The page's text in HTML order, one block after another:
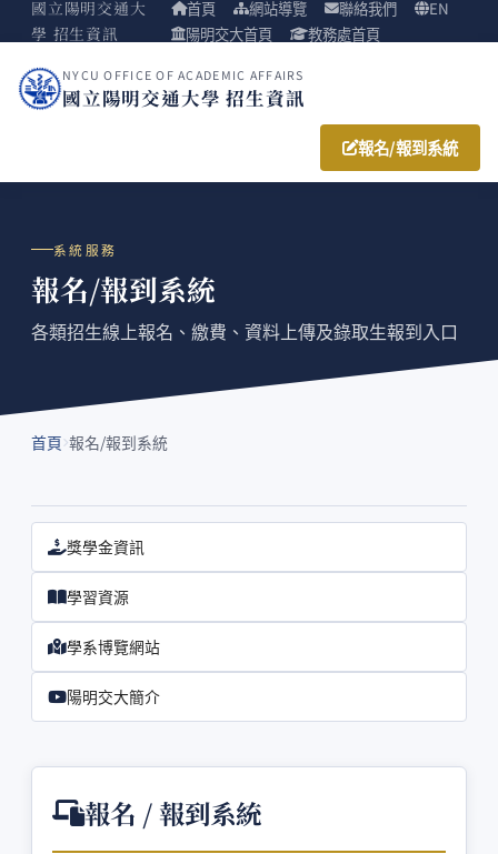
國立陽明交通大
學 招生資訊
首頁 網站導覽 聯絡我們
EN
陽明交大首頁
教務處首頁
NYCU OFFICE OF ACADEMIC AFFAIRS
國立陽明交通大學 招生資訊
報名/報到系統
系統服務
報名/報到系統
各類招生線上報名、繳費、資料上傳及錄取生報到入口
首頁 報名/報到系統
獎學金資訊
學習資源
學系博覽網站
陽明交大簡介
報名 / 報到系統